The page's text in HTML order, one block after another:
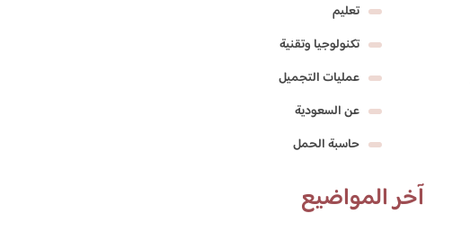
تعليم
تكنولوجيا وتقنية
عمليات التجميل
عن السعودية
حاسبة الحمل
آخر المواضيع